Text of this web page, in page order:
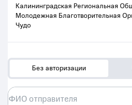
Калининградская Региональная
Молодежная Благотворительная
Чудо
Без авторизации
ФИО отправителя